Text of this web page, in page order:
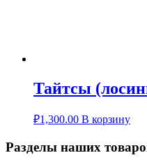
Тайтсы
₽1,300.00 В корзину
Разделы наших